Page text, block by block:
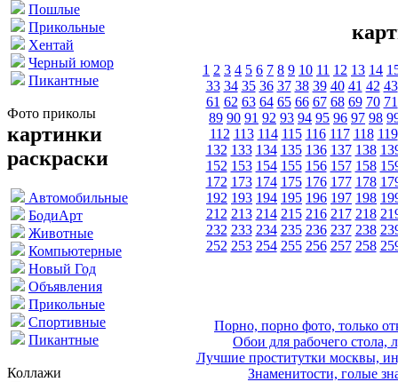
Пошлые
Прикольные
Хентай
Черный юмор
Пикантные
Фото приколы
картинки
раскраски
Автомобильные
БодиАрт
Животные
Компьютерные
Новый Год
Объявления
Прикольные
Спортивные
Пикантные
Коллажи
1 2 3 4 5 6 7 8 9 10 11 12 13 14
33 34 35 36 37 38 39 40 41 42 43
61 62 63 64 65 66 67 68 69 70 71
89 90 91 92 93 94 95 96 97 98
112 113 114 115 116 117 118 119
132 133 134 135 136 137 138
152 153 154 155 156 157 158
172 173 174 175 176 177 178
192 193 194 195 196 197 198
212 213 214 215 216 217 218
232 233 234 235 236 237 238
252 253 254 255 256 257 258
Порно, порно фото, только
Обои для рабочего стола,
Лучшие проститутки москвы,
Знаменитости, голые